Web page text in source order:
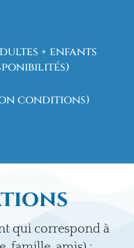
+ enfants
conditions)
qui correspond à